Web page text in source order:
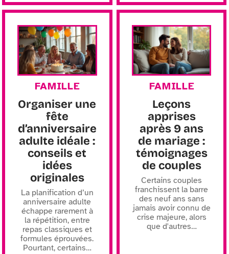
FAMILLE
Organiser une
fête
d’anniversaire
adulte idéale :
conseils et
idées
originales
La planification d’un
anniversaire adulte
échappe rarement à
la répétition, entre
repas classiques et
formules éprouvées.
Pourtant, certains…
FAMILLE
Leçons
apprises
après 9 ans
de mariage :
témoignages
de couples
Certains couples
franchissent la barre
des neuf ans sans
jamais avoir connu de
crise majeure, alors
que d'autres…